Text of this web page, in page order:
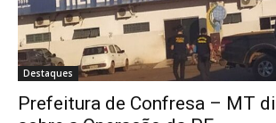
Destaques
Prefeitura de Confresa – MT